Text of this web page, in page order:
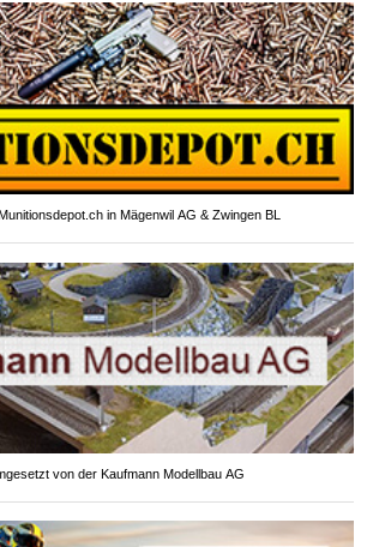
in Mägenwil AG & Zwingen BL
von der Kaufmann Modellbau AG